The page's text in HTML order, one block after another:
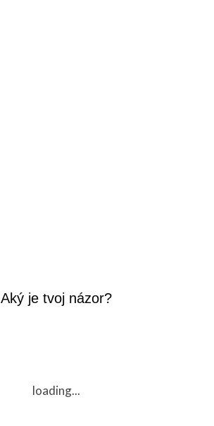
Aký je tvoj názor?
loading...